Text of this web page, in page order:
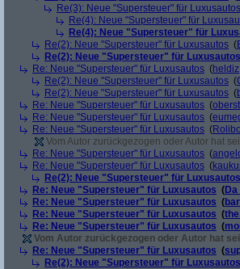
Re(3): Neue "Supersteuer" für Luxusautos
Re(4): Neue "Supersteuer" für
Re(4): Neue "Supersteuer" für
Re(2): Neue "Supersteuer" für Luxusautos (
Re(2): Neue "Supersteuer" für Luxusautos
Re: Neue "Supersteuer" für Luxusautos (heldiz
Re(2): Neue "Supersteuer" für Luxusautos (
Re(2): Neue "Supersteuer" für Luxusautos (
Re: Neue "Supersteuer" für Luxusautos (
Re: Neue "Supersteuer" für Luxusautos (
Re: Neue "Supersteuer" für Luxusautos (
Vom Autor zurückgezogen oder Autor hat
Re: Neue "Supersteuer" für Luxusautos (
Re: Neue "Supersteuer" für Luxusautos (
Re(2): Neue "Supersteuer" für Luxusautos
Re: Neue "Supersteuer" für Luxusautos (
Re: Neue "Supersteuer" für Luxusautos (
Re: Neue "Supersteuer" für Luxusautos (
Re: Neue "Supersteuer" für Luxusautos (
Vom Autor zurückgezogen oder Autor hat
Re: Neue "Supersteuer" für Luxusautos (
Re(2): Neue "Supersteuer" für Luxusautos